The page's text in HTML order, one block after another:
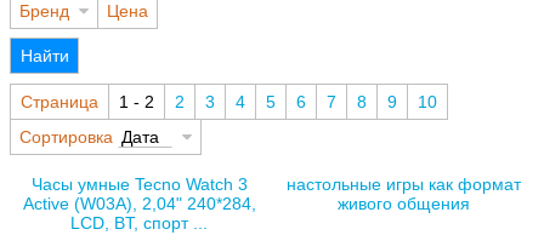
Бренд
Цена
Найти
Страница 1 - 2 2 3 4 5 6 7 8 9
10
Сортировка Дата
Часы умные Tecno Watch 3
Active (W03A), 2,04" 240*284,
LCD, BT, спорт ...
настольные игры как формат
живого общения